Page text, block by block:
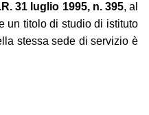
31 luglio 1995, n. 395, al
un titolo di studio di istituto
stessa sede di servizio è